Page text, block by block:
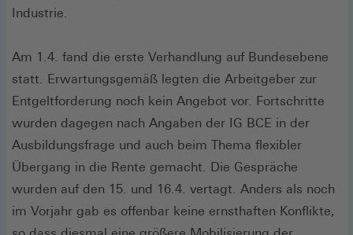
Industrie.
Am 1.4. fand die erste Verhandlung auf Bundesebene
statt. Erwartungsgemäß legten die Arbeitgeber zur
Entgeltforderung noch kein Angebot vor. Fortschritte
wurden dagegen nach Angaben der IG BCE in der
Ausbildungsfrage und auch beim Thema flexibler
Übergang in die Rente gemacht. Die Gespräche
wurden auf den 15. und 16.4. vertagt. Anders als noch
im Vorjahr gab es offenbar keine ernsthaften Konflikte,